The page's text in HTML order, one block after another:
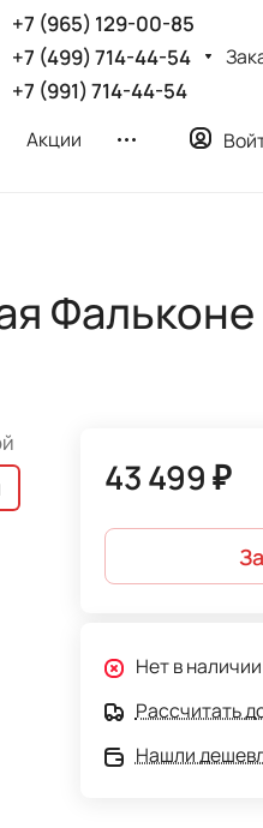
+7 (965) 129-00-85
+7 (499) 714-44-54
+7 (991) 714-44-54
Акции
43 499 ₽
Нет в наличии
Рассчитать
Нашли